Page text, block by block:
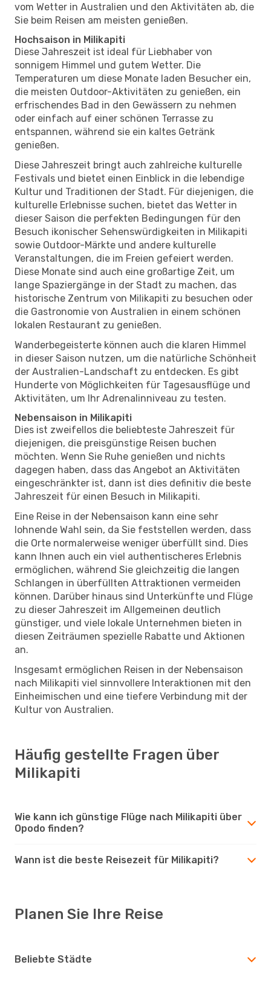
vom Wetter in Australien und den Aktivitäten ab, die
Sie beim Reisen am meisten genießen.
Hochsaison in Milikapiti
Diese Jahreszeit ist ideal für Liebhaber von
sonnigem Himmel und gutem Wetter. Die
Temperaturen um diese Monate laden Besucher ein,
die meisten Outdoor-Aktivitäten zu genießen, ein
erfrischendes Bad in den Gewässern zu nehmen
oder einfach auf einer schönen Terrasse zu
entspannen, während sie ein kaltes Getränk
genießen.
Diese Jahreszeit bringt auch zahlreiche kulturelle
Festivals und bietet einen Einblick in die lebendige
Kultur und Traditionen der Stadt. Für diejenigen, die
kulturelle Erlebnisse suchen, bietet das Wetter in
dieser Saison die perfekten Bedingungen für den
Besuch ikonischer Sehenswürdigkeiten in Milikapiti
sowie Outdoor-Märkte und andere kulturelle
Veranstaltungen, die im Freien gefeiert werden.
Diese Monate sind auch eine großartige Zeit, um
lange Spaziergänge in der Stadt zu machen, das
historische Zentrum von Milikapiti zu besuchen oder
die Gastronomie von Australien in einem schönen
lokalen Restaurant zu genießen.
Wanderbegeisterte können auch die klaren Himmel
in dieser Saison nutzen, um die natürliche Schönheit
der Australien-Landschaft zu entdecken. Es gibt
Hunderte von Möglichkeiten für Tagesausflüge und
Aktivitäten, um Ihr Adrenalinniveau zu testen.
Nebensaison in Milikapiti
Dies ist zweifellos die beliebteste Jahreszeit für
diejenigen, die preisgünstige Reisen buchen
möchten. Wenn Sie Ruhe genießen und nichts
dagegen haben, dass das Angebot an Aktivitäten
eingeschränkter ist, dann ist dies definitiv die beste
Jahreszeit für einen Besuch in Milikapiti.
Eine Reise in der Nebensaison kann eine sehr
lohnende Wahl sein, da Sie feststellen werden, dass
die Orte normalerweise weniger überfüllt sind. Dies
kann Ihnen auch ein viel authentischeres Erlebnis
ermöglichen, während Sie gleichzeitig die langen
Schlangen in überfüllten Attraktionen vermeiden
können. Darüber hinaus sind Unterkünfte und Flüge
zu dieser Jahreszeit im Allgemeinen deutlich
günstiger, und viele lokale Unternehmen bieten in
diesen Zeiträumen spezielle Rabatte und Aktionen
an.
Insgesamt ermöglichen Reisen in der Nebensaison
nach Milikapiti viel sinnvollere Interaktionen mit den
Einheimischen und eine tiefere Verbindung mit der
Kultur von Australien.
Häufig gestellte Fragen über
Milikapiti
Wie kann ich günstige Flüge nach Milikapiti über
Opodo finden?
Wann ist die beste Reisezeit für Milikapiti?
Planen Sie Ihre Reise
Beliebte Städte